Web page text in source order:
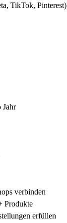
TikTok, Pinterest)
Jahr
verbinden
Produkte
erfüllen